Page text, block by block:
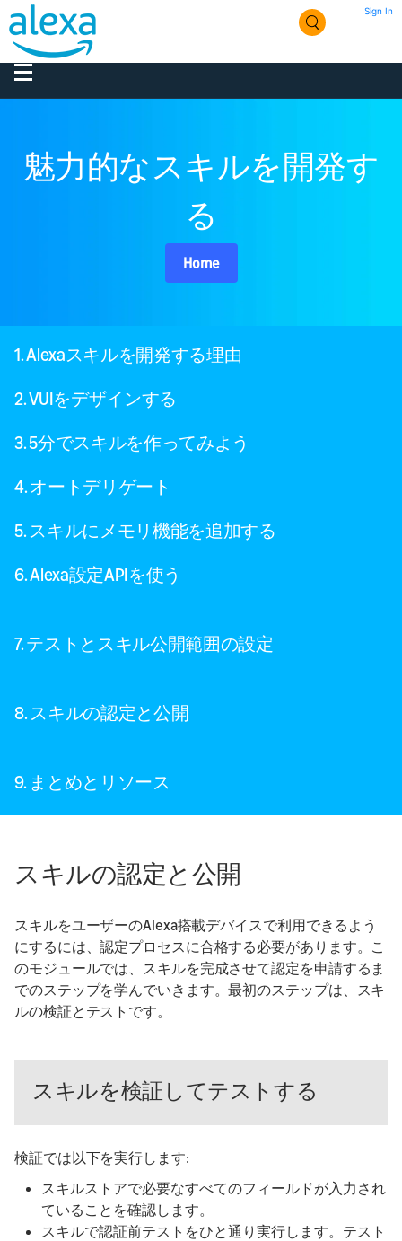
Sign In
魅力的なスキルを開発す
る
Home
1. Alexaスキルを開発する理由
2. VUIをデザインする
3. 5分でスキルを作ってみよう
4. オートデリゲート
5. スキルにメモリ機能を追加する
6. Alexa設定APIを使う
7. テストとスキル公開範囲の設定
8. スキルの認定と公開
9. まとめとリソース
スキルの認定と公開
スキルをユーザーのAlexa搭載デバイスで利用できるよう
にするには、認定プロセスに合格する必要があります。こ
のモジュールでは、スキルを完成させて認定を申請するま
でのステップを学んでいきます。最初のステップは、スキ
ルの検証とテストです。
スキルを検証してテストする
検証では以下を実行します:
スキルストアで必要なすべてのフィールドが入力され
ていることを確認します。
スキルで認証前テストをひと通り実行します。テスト